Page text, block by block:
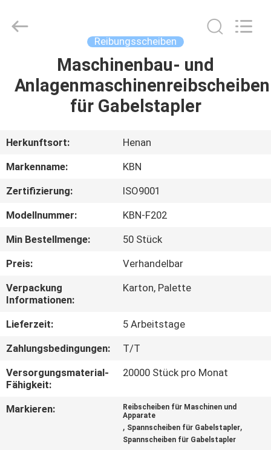
PRODUKTE
ÜBER
UNS
FABRIK-
AUSFLUG
QUALITÄTSKONTROLLE
TRETEN
SIE
MIT
IN
VERBINDUNG
Reibungsscheiben
Maschinenbau- und
Anlagenmaschinenreibscheiben
für Gabelstapler
Herkunftsort:
Henan
Markenname:
KBN
Zertifizierung:
ISO9001
Modellnummer:
KBN-F202
Min Bestellmenge:
50 Stück
Preis:
Verhandelbar
Verpackung
Informationen:
Karton, Palette
Lieferzeit:
5 Arbeitstage
Zahlungsbedingungen:
T/T
Versorgungsmaterial-
Fähigkeit:
20000 Stück pro Monat
Markieren:
Reibscheiben für Maschinen und
Apparate
, Spannscheiben für Gabelstapler,
Spannscheiben für Gabelstapler